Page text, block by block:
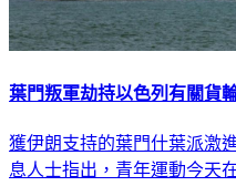
葉門叛軍劫持以色列有關貨
獲伊朗支持的葉門什葉派激
息人士指出，青年運動今天